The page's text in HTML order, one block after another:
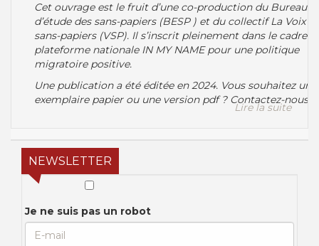
Cet ouvrage est le fruit d’une co-production du Bureau
d’étude des sans-papiers (BESP ) et du collectif La Voix
sans-papiers (VSP). Il s’inscrit pleinement dans le cadre
plateforme nationale IN MY NAME pour une politique
migratoire positive.
Une publication a été éditée en 2024. Vous souhaitez un
exemplaire papier ou une version pdf ? Contactez-nous !
Lire la suite
NEWSLETTER
Je ne suis pas un robot